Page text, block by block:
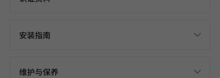
安装指南
维护与保养